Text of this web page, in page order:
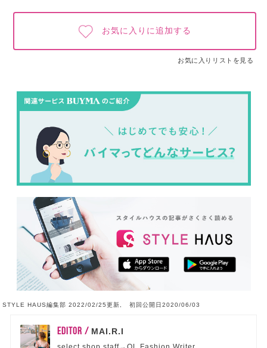
お気に入りに追加する
お気に入りリストを見る
STYLE HAUS編集部 2022/02/25更新, 初回公開日2020/06/03
EDITOR / MAI.R.I